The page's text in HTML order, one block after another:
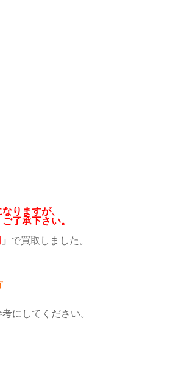
りますが、
了承下さい。
」 で買取しました。
にしてください。